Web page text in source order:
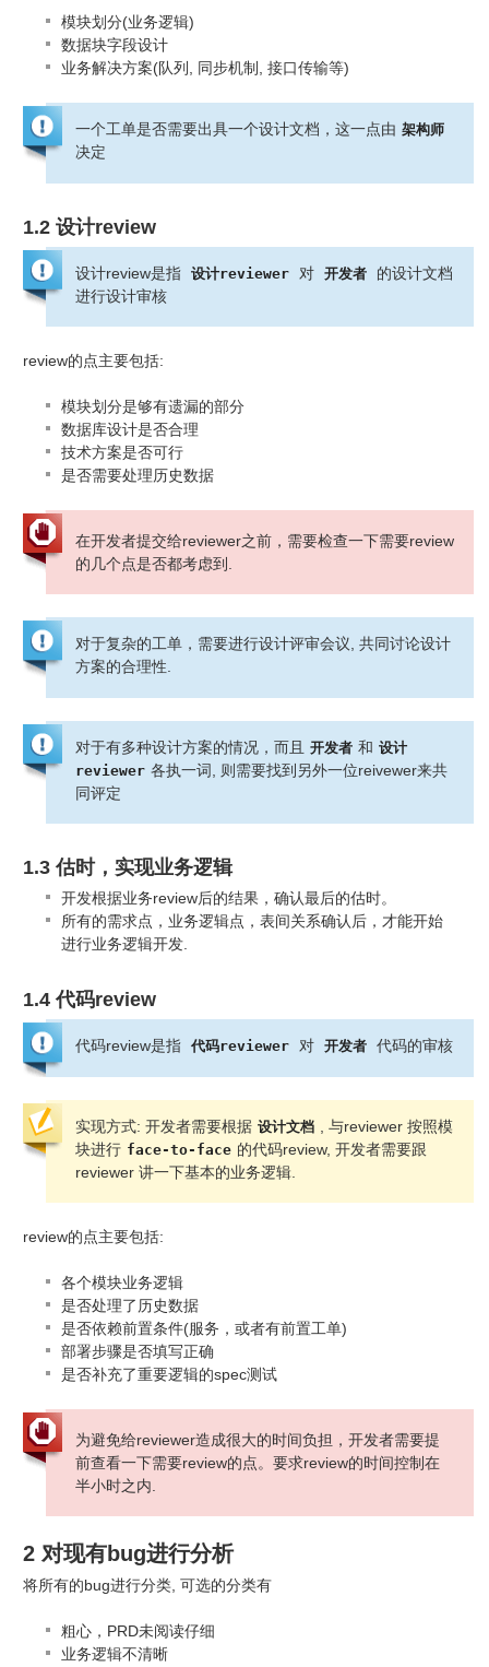
模块划分(业务逻辑)
数据块字段设计
业务解决方案(队列, 同步机制, 接口传输等)
一个工单是否需要出具一个设计文档，这一点由 架构师
决定
1.2 设计review
设计review是指 设计reviewer 对 开发者
的设计文档
进行设计审核
review的点主要包括:
模块划分是够有遗漏的部分
数据库设计是否合理
技术方案是否可行
是否需要处理历史数据
在开发者提交给reviewer之前，需要检查一下需要review
的几个点是否都考虑到.
对于复杂的工单，需要进行设计评审会议, 共同讨论设计
方案的合理性.
对于有多种设计方案的情况，而且 开发者 和 设计
reviewer 各执一词, 则需要找到另外一位reivewer来共
同评定
1.3 估时，实现业务逻辑
开发根据业务review后的结果，确认最后的估时。
所有的需求点，业务逻辑点，表间关系确认后，才能开始
进行业务逻辑开发.
1.4 代码review
代码review是指 代码reviewer 对 开发者 代码的审核
实现方式: 开发者需要根据 设计文档
, 与reviewer 按照模
块进行 face-to-face 的代码review, 开发者需要跟
reviewer 讲一下基本的业务逻辑.
review的点主要包括:
各个模块业务逻辑
是否处理了历史数据
是否依赖前置条件(服务，或者有前置工单)
部署步骤是否填写正确
是否补充了重要逻辑的spec测试
为避免给reviewer造成很大的时间负担，开发者需要提
前查看一下需要review的点。要求review的时间控制在
半小时之内.
2 对现有bug进行分析
将所有的bug进行分类, 可选的分类有
粗心，PRD未阅读仔细
业务逻辑不清晰